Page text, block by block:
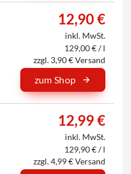
12,90 €
inkl. MwSt.
129,00 € / l
zzgl. 3,90 € Versand
zum Shop
12,99 €
inkl. MwSt.
129,90 € / l
zzgl. 4,99 € Versand